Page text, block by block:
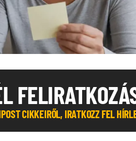
CIKKEIRŐL, IRATKOZZ FEL